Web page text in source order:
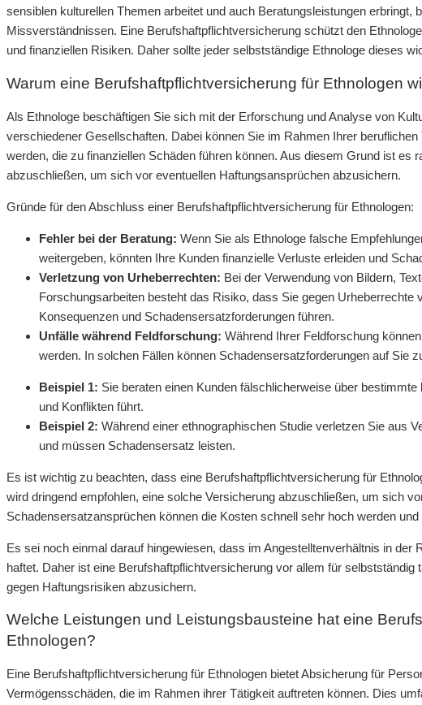
sensiblen kulturellen Themen arbeitet und auch Beratungsleistungen erbringt,
Missverständnissen. Eine Berufshaftpflichtversicherung schützt den
und finanziellen Risiken. Daher sollte jeder selbstständige Ethnologe dieses
Warum eine Berufshaftpflichtversicherung für Ethnologen
Als Ethnologe beschäftigen Sie sich mit der Erforschung und Analyse von
verschiedener Gesellschaften. Dabei können Sie im Rahmen Ihrer
werden, die zu finanziellen Schäden führen können. Aus diesem Grund ist es
abzuschließen, um sich vor eventuellen Haftungsansprüchen abzusichern.
Gründe für den Abschluss einer Berufshaftpflichtversicherung für Ethnologen:
Fehler bei der Beratung: Wenn Sie als Ethnologe falsche
weitergeben, könnten Ihre Kunden finanzielle Verluste erleiden und
Verletzung von Urheberrechten: Bei der Verwendung von Bildern,
Forschungsarbeiten besteht das Risiko, dass Sie gegen Urheberrechte
Konsequenzen und Schadensersatzforderungen führen.
Unfälle während Feldforschung: Während Ihrer Feldforschung
werden. In solchen Fällen können Schadensersatzforderungen auf Sie
Beispiel 1: Sie beraten einen Kunden fälschlicherweise über
und Konflikten führt.
Beispiel 2: Während einer ethnographischen Studie verletzen Sie aus
und müssen Schadensersatz leisten.
Es ist wichtig zu beachten, dass eine Berufshaftpflichtversicherung für
wird dringend empfohlen, eine solche Versicherung abzuschließen, um sich
Schadensersatzansprüchen können die Kosten schnell sehr hoch werden
Es sei noch einmal darauf hingewiesen, dass im Angestelltenverhältnis in der
haftet. Daher ist eine Berufshaftpflichtversicherung vor allem für
gegen Haftungsrisiken abzusichern.
Welche Leistungen und Leistungsbausteine hat eine
Ethnologen?
Eine Berufshaftpflichtversicherung für Ethnologen bietet Absicherung für
Vermögensschäden, die im Rahmen ihrer Tätigkeit auftreten können. Dies